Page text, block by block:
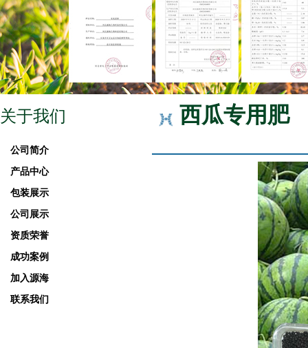
关于我们
公司简介
产品中心
包装展示
公司展示
资质荣誉
成功案例
加入源海
联系我们
西瓜专用肥